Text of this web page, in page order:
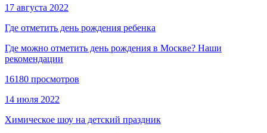
17 августа 2022
Где отметить день рождения ребенка
Где можно отметить день рождения в Москве? Наши
рекомендации
16180 просмотров
14 июля 2022
Химическое шоу на детский праздник